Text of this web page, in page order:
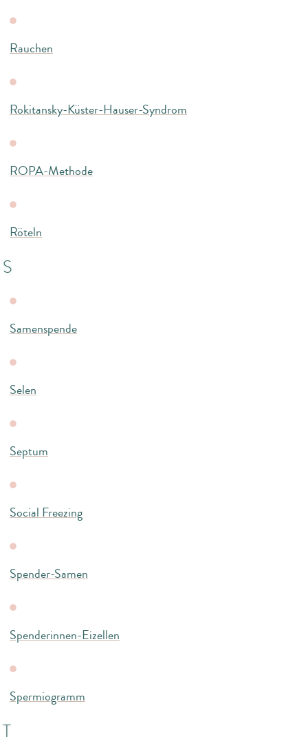
Rauchen
Rokitansky-Küster-Hauser-Syndrom
ROPA-Methode
Röteln
S
Samenspende
Selen
Septum
Social Freezing
Spender-Samen
Spenderinnen-Eizellen
Spermiogramm
T